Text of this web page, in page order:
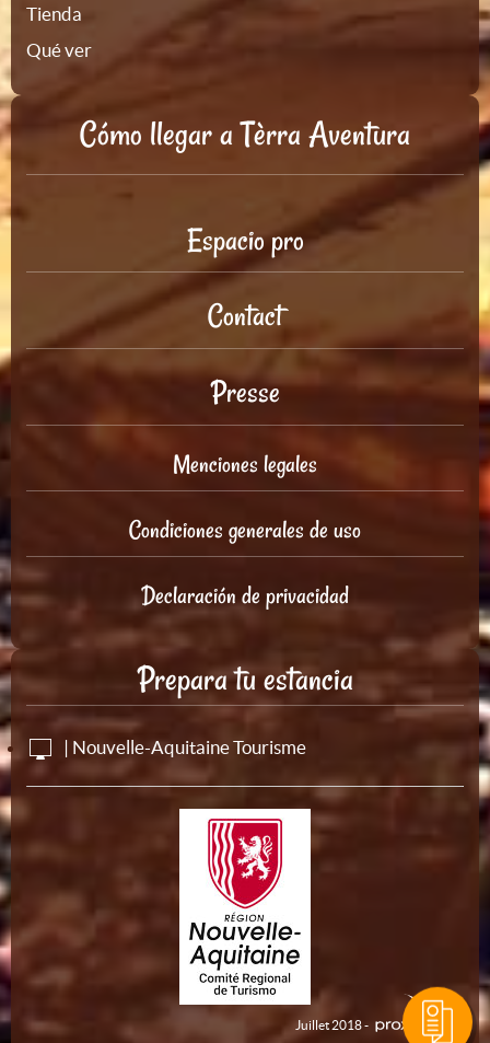
Tienda
Qué ver
Cómo llegar a Tèrra Aventura
Espacio pro
Contact
Presse
Menciones legales
Condiciones generales de uso
Declaración de privacidad
Prepara tu estancia
| Nouvelle-Aquitaine Tourisme
Juillet 2018 -